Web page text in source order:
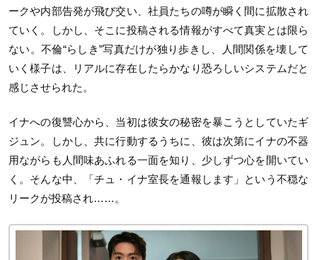
ークや内部告発が飛び交い、社員たちの噂が瞬く間に拡散され
ていく。しかし、そこに投稿される情報がすべて真実とは限ら
ない。不倫“らしき”写真だけが独り歩きし、人間関係を壊して
いく様子は、リアルに存在したらかなり恐ろしいシステムだと
感じさせられた。
イナへの復讐心から、当初は彼女の秘密を暴こうとしていたギ
ジュン。しかし、共に行動するうちに、彼は次第にイナの不器
用ながらも人間味あふれる一面を知り、少しずつ心を開いてい
く。そんな中、「チュ・イナ室長を通報します」という不穏な
リークが投稿され……。